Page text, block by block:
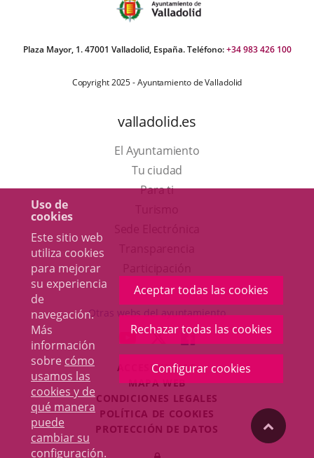
Uso de
cookies
Este sitio web
utiliza cookies
para mejorar
su experiencia
de
navegación.
Más
información
sobre cómo
usamos las
cookies y de
qué manera
puede
cambiar su
configuración.
Aceptar todas las cookies
Rechazar todas las cookies
Configurar cookies
Plaza Mayor, 1. 47001 Valladolid, España. Teléfono:+34 983 426 100
Copyright 2025 - Ayuntamiento de Valladolid
valladolid.es
El Ayuntamiento
Tu ciudad
Para ti
en
una
ventana
nueva.
aplicación
externa.
Otras webs del ayuntamiento
ENLACE
A
UNA
APLICACIÓN
EXTERNA.
ENLACE
A
UNA
APLICACIÓN
EXTERNA.
ENLACE
A
UNA
EXTERNA.
ACCESIBILIDAD
MAPA WEB
CONDICIONES LEGALES
POLÍTICA DE COOKIES
PROTECCIÓN DE DATOS
Iniciar
"Volver